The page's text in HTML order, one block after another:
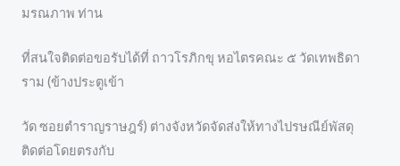
มรณภาพ ท่าน
ที่สนใจติดต่อขอรับได้ที่ ถาวโรภิกขุ หอไตรคณะ ๕ วัดเทพธิดา
ราม (ข้างประตูเข้า
วัด ซอยตำราญราษฎร์) ต่างจังหวัดจัดส่งให้ทางไปรษณีย์พัสดุ
ติดต่อโดยตรงกับ